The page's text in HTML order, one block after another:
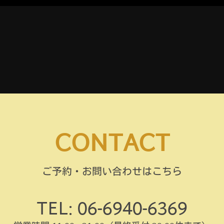
CONTACT
ご予約・お問い合わせはこちら
TEL: 06-6940-6369